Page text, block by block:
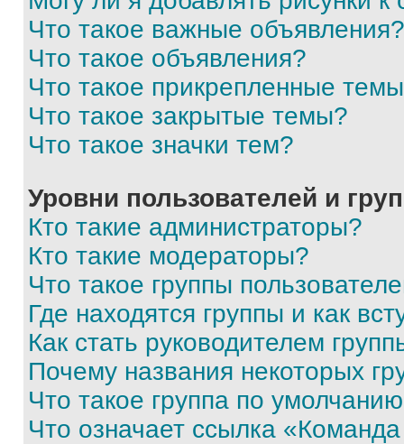
Что такое важные объявления?
Что такое объявления?
Что такое прикрепленные
Что такое закрытые темы?
Что такое значки тем?
Уровни пользователей и
Кто такие администраторы?
Кто такие модераторы?
Что такое группы
Где находятся группы и как
Как стать руководителем
Почему названия некоторых
Что такое группа по
Что означает ссылка